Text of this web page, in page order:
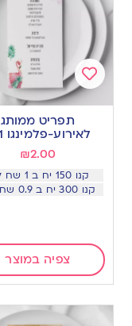
Add
wishlist
תפריט ממותג
לאירוע-פלמינגו 021
₪2.00
קנו 150 יח ב 1 שח ליח
קנו 300 יח ב 0.9 שח ליח
צפיה במוצר